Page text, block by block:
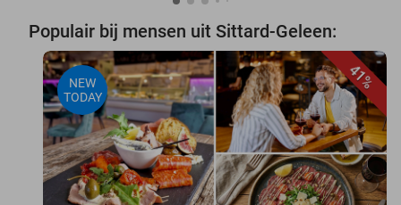
Populair bij mensen uit Sittard-Geleen:
41%
NEW
TODAY